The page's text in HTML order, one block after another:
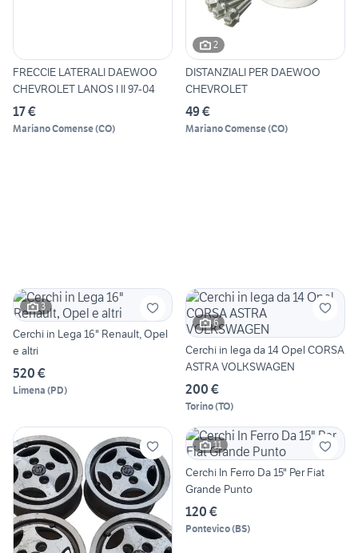
FRECCIE LATERALI DAEWOO
CHEVROLET LANOS I II 97-04
17 €
Mariano Comense(CO)
2
DISTANZIALI PER DAEWOO
CHEVROLET
49 €
Mariano Comense(CO)
3
Cerchi in Lega 16" Renault, Opel
e altri
520 €
Limena (PD)
6
Cerchi in lega da 14 Opel CORSA
ASTRA VOLKSWAGEN
200 €
Torino(TO)
11
Cerchi In Ferro Da 15" Per Fiat
Grande Punto
120 €
Pontevico(BS)